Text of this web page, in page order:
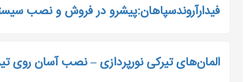
فیدارآروندسپاهان:پیشرو در فروش و نصب
المان‌های تیرکی نورپردازی – نصب آسان روی